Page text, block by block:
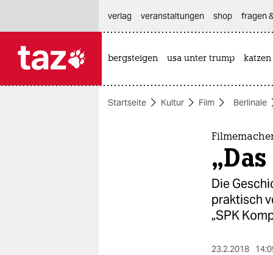
themen
verlag
veranstaltungen shop fragen
bergsteigen usa unter trump katzen
Startseite Kultur Film Berlinale
Die
praktisch
„SPK
23.2.2018